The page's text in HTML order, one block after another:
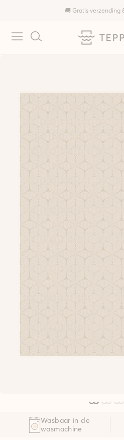
🚚 Gratis verzending
Wasbaar in de
wasmachine